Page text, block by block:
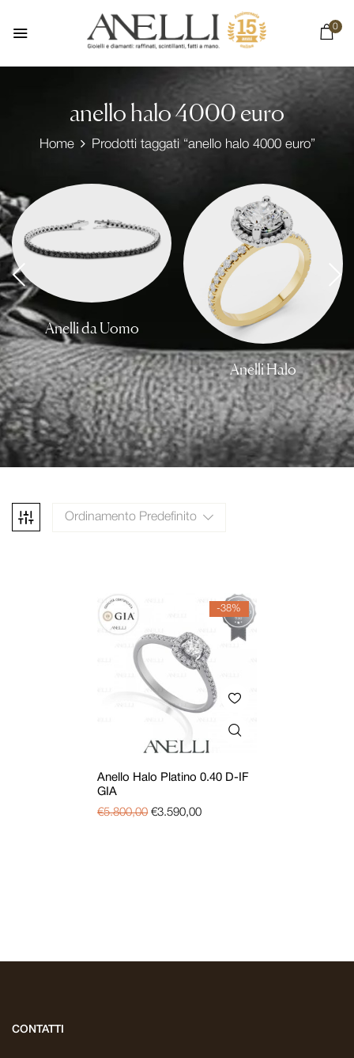
0
anello halo 4000 euro
Home Prodotti taggati “anello halo 4000 euro”
Anelli da Uomo
Anelli Halo
Ordinamento Predefinito
-38%
Anello Halo Platino 0.40 D-IF
GIA
€5.800,00 €3.590,00
CONTATTI